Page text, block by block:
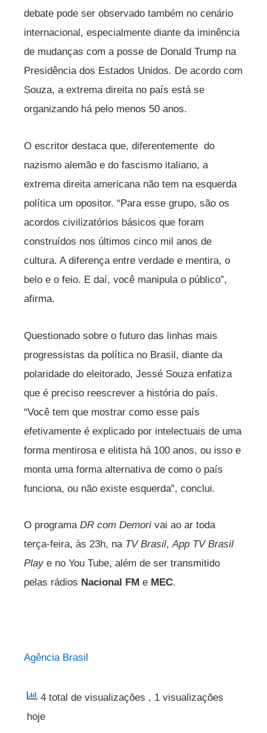
debate pode ser observado também no cenário
internacional, especialmente diante da iminência
de mudanças com a posse de Donald Trump na
Presidência dos Estados Unidos. De acordo com
Souza, a extrema direita no país está se
organizando há pelo menos 50 anos.
O escritor destaca que, diferentemente do
nazismo alemão e do fascismo italiano, a
extrema direita americana não tem na esquerda
política um opositor. “Para esse grupo, são os
acordos civilizatórios básicos que foram
construídos nos últimos cinco mil anos de
cultura. A diferença entre verdade e mentira, o
belo e o feio. E daí, você manipula o público”,
afirma.
Questionado sobre o futuro das linhas mais
progressistas da política no Brasil, diante da
polaridade do eleitorado, Jessé Souza enfatiza
que é preciso reescrever a história do país.
“Você tem que mostrar como esse país
efetivamente é explicado por intelectuais de uma
forma mentirosa e elitista há 100 anos, ou isso e
monta uma forma alternativa de como o país
funciona, ou não existe esquerda”, conclui.
O programa DR com Demori vai ao ar toda
terça-feira, às 23h, na TV Brasil,App TV Brasil
Play e no You Tube, além de ser transmitido
pelas rádios Nacional FM e MEC.
Agência Brasil
4 total de visualizações , 1 visualizações
hoje